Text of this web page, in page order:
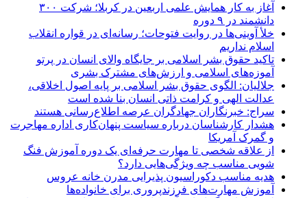
آغاز به کار همایش علمی اربعین در کربلا؛ شرکت ۳۰۰
دانشمند در ۹ دوره
خلأ آوینی‌ها در روایت فتوحات؛ رسانه‌ای در قواره انقلاب
اسلام نداریم
تاکید حقوق بشر اسلامی بر جایگاه والای انسان در پرتو
آموزه‌های اسلامی و ارزش‌های مشترک بشری
جلالیان: الگوی حقوق بشر اسلامی بر پایه اصول اخلاقی،
عدالت الهی و کرامت ذاتی انسان بنا شده است
سراج: خبرنگاران جهادگران عرصه اطلاع‌رسانی هستند
هشدار کارشناسان درباره سیاست پنهان‌کاری اداره مهاجرت
و گمرک آمریکا
از علاقه شخصی تا مهارت حرفه‌ای یک دوره آموزش فنگ
شویی مناسب چه ویژگی‌هایی دارد؟
هدیه مناسب دکوراسیون پذیرایی مدرن خانه عروس
آموزش مهارت‌های فرزندپروری برای خانواده‌ها